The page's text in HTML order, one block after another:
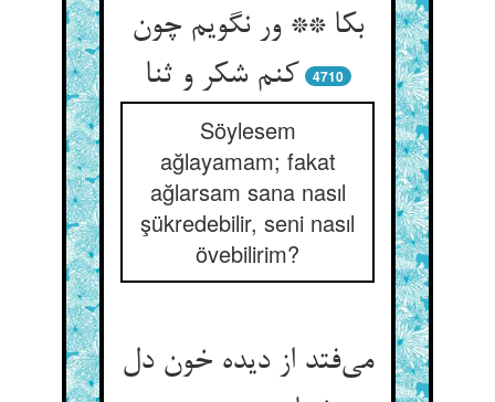
بکا ** ور نگویم چون
کنم شکر و ثنا
4710
Söylesem
ağlayamam; fakat
ağlarsam sana nasıl
şükredebilir, seni nasıl
övebilirim?
می‌فتد از دیده خون دل